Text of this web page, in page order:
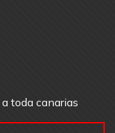
toda canarias